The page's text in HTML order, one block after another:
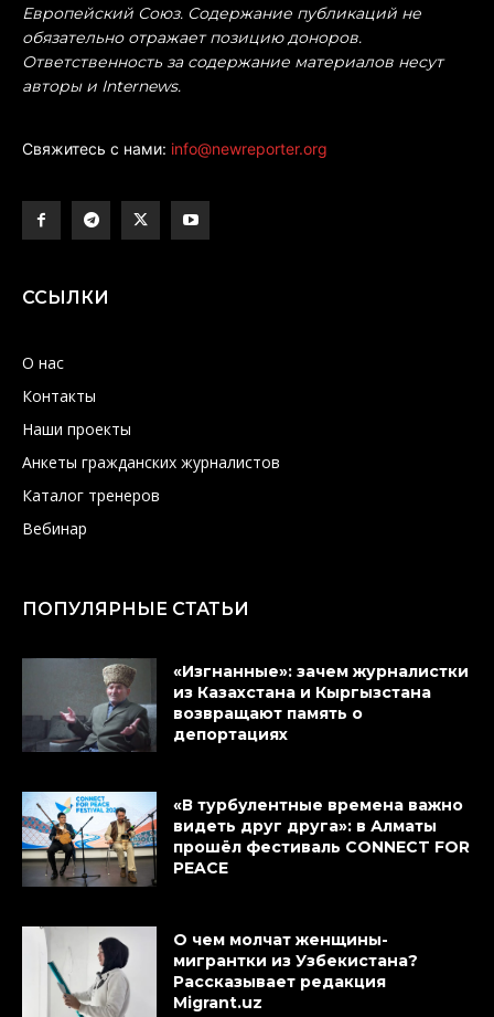
Европейский Союз. Содержание публикаций не
обязательно отражает позицию доноров.
Ответственность за содержание материалов несут
авторы и Internews.
Свяжитесь с нами: info@newreporter.org
ССЫЛКИ
О нас
Контакты
Наши проекты
Анкеты гражданских журналистов
Каталог тренеров
Вебинар
ПОПУЛЯРНЫЕ СТАТЬИ
«Изгнанные»: зачем журналистки
из Казахстана и Кыргызстана
возвращают память о
депортациях
«В турбулентные времена важно
видеть друг друга»: в Алматы
прошёл фестиваль CONNECT FOR
PEACE
О чем молчат женщины-
мигрантки из Узбекистана?
Рассказывает редакция
Migrant.uz